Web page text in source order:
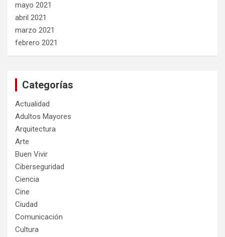
mayo 2021
abril 2021
marzo 2021
febrero 2021
Categorías
Actualidad
Adultos Mayores
Arquitectura
Arte
Buen Vivir
Ciberseguridad
Ciencia
Cine
Ciudad
Comunicación
Cultura